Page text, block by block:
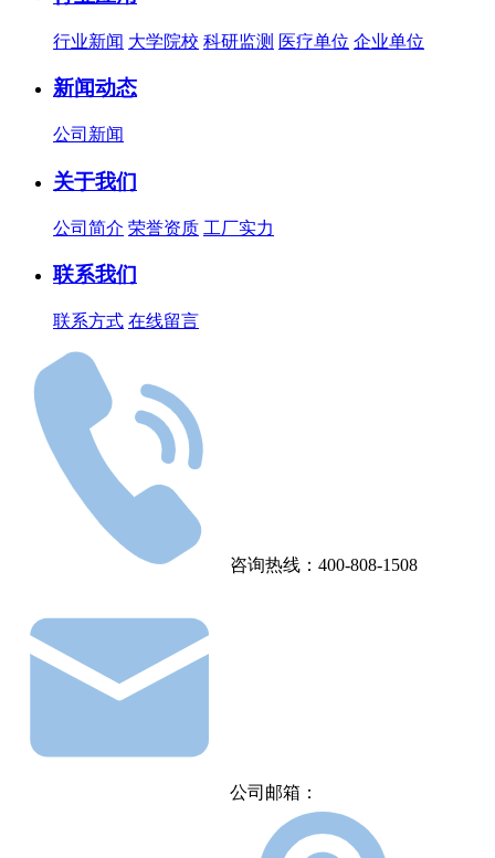
行业新闻 大学院校 科研监测 医疗单位 企业单位
新闻动态
公司新闻
关于我们
公司简介 荣誉资质 工厂实力
联系我们
联系方式 在线留言
咨询热线：400-808-1508
公司邮箱：